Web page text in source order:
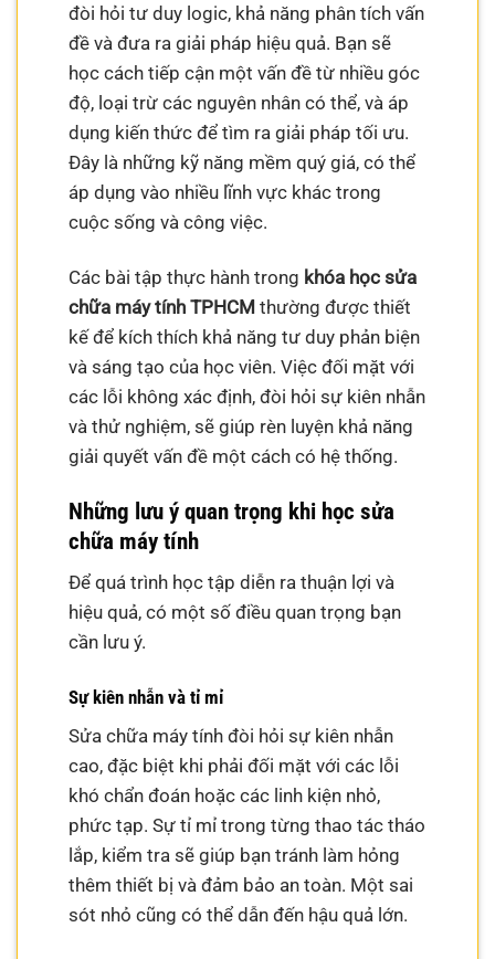
đòi hỏi tư duy logic, khả năng phân tích vấn
đề và đưa ra giải pháp hiệu quả. Bạn sẽ
học cách tiếp cận một vấn đề từ nhiều góc
độ, loại trừ các nguyên nhân có thể, và áp
dụng kiến thức để tìm ra giải pháp tối ưu.
Đây là những kỹ năng mềm quý giá, có thể
áp dụng vào nhiều lĩnh vực khác trong
cuộc sống và công việc.
Các bài tập thực hành trong khóa học sửa
chữa máy tính TPHCM thường được thiết
kế để kích thích khả năng tư duy phản biện
và sáng tạo của học viên. Việc đối mặt với
các lỗi không xác định, đòi hỏi sự kiên nhẫn
và thử nghiệm, sẽ giúp rèn luyện khả năng
giải quyết vấn đề một cách có hệ thống.
Những lưu ý quan trọng khi học sửa
chữa máy tính
Để quá trình học tập diễn ra thuận lợi và
hiệu quả, có một số điều quan trọng bạn
cần lưu ý.
Sự kiên nhẫn và tỉ mỉ
Sửa chữa máy tính đòi hỏi sự kiên nhẫn
cao, đặc biệt khi phải đối mặt với các lỗi
khó chẩn đoán hoặc các linh kiện nhỏ,
phức tạp. Sự tỉ mỉ trong từng thao tác tháo
lắp, kiểm tra sẽ giúp bạn tránh làm hỏng
thêm thiết bị và đảm bảo an toàn. Một sai
sót nhỏ cũng có thể dẫn đến hậu quả lớn.